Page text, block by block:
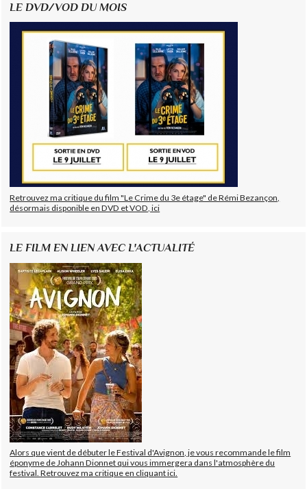
LE DVD/VOD DU MOIS
Retrouvez ma critique du film "Le Crime du 3e étage" de Rémi Bezançon,
désormais disponible en DVD et VOD, ici
LE FILM EN LIEN AVEC L'ACTUALITÉ
Alors que vient de débuter le Festival d'Avignon, je vous recommande le film
éponyme de Johann Dionnet qui vous immergera dans l'atmosphère du
festival. Retrouvez ma critique en cliquant ici.